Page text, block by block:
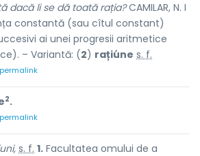
dacă li se dă toată rația?CAMILAR, N. I
constantă (sau cîtul constant)
ai unei progresii aritmetice
– Variantă: (2) rațiúne s. f.
permalink
2.
permalink
s. f. 1. Facultatea omului de a